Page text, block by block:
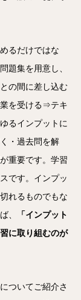
るだけではな
題集を用意し、
の間に差し込む
を受ける⇒テキ
るインプットに
・過去問を解
重要です。学習
です。インプッ
れるものでもな
、
「インプット
に取り組むのが
についてご紹介さ